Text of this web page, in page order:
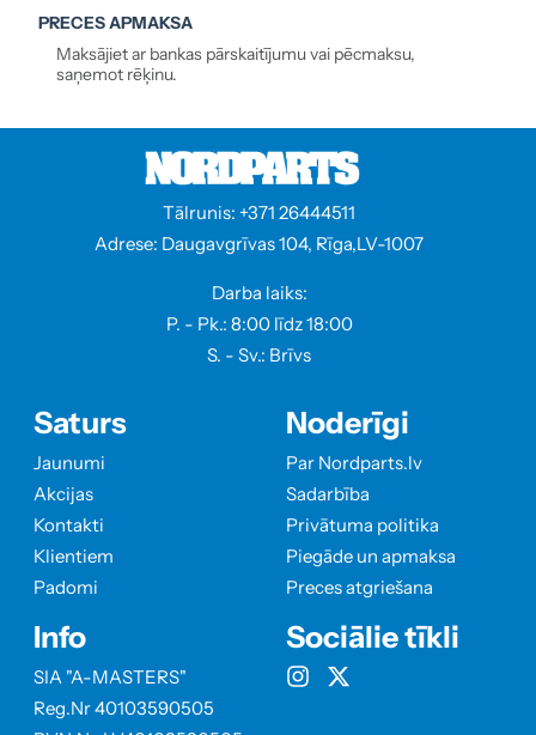
PRECES APMAKSA
Maksājiet ar bankas pārskaitījumu vai pēcmaksu,
saņemot rēķinu.
Tālrunis: +371 26444511
Adrese: Daugavgrīvas 104, Rīga,LV-1007
Darba laiks:
P. - Pk.: 8:00 līdz 18:00
S. - Sv.: Brīvs
Saturs
Jaunumi
Akcijas
Kontakti
Klientiem
Padomi
Info
SIA "A-MASTERS"
Reg.Nr 40103590505
Noderīgi
Par Nordparts.lv
Sadarbība
Privātuma politika
Piegāde un apmaksa
Preces atgriešana
Sociālie tīkli